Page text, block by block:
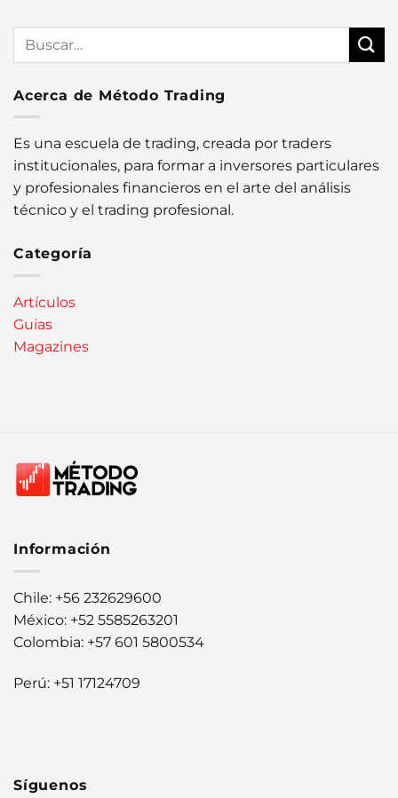
Acerca de Método Trading
Es una escuela de trading, creada por traders
institucionales, para formar a inversores particulares
y profesionales financieros en el arte del análisis
técnico y el trading profesional.
Categoría
Artículos
Guias
Magazines
Información
Chile: +56 232629600
México: +52 5585263201
Colombia: +57 601 5800534
Perú: +51 17124709
Síguenos